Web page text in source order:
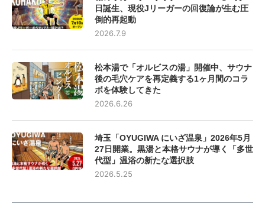
日誕生、現役Jリーガーの回復論が生む圧
倒的再起動
2026.7.9
松本湯で「オルビスの湯」開催中、サウナ
後の毛穴ケアを再定義する1ヶ月間のコラ
ボを体験してきた
2026.6.26
埼玉「OYUGIWA にいざ温泉」2026年5月
27日開業。黒湯と本格サウナが導く「多世
代型」温浴の新たな選択肢
2026.5.25